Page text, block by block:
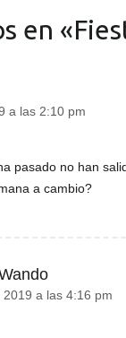
en «
a las 2:10 pm
pasado no han
a cambio?
2019 a las 4:16 pm